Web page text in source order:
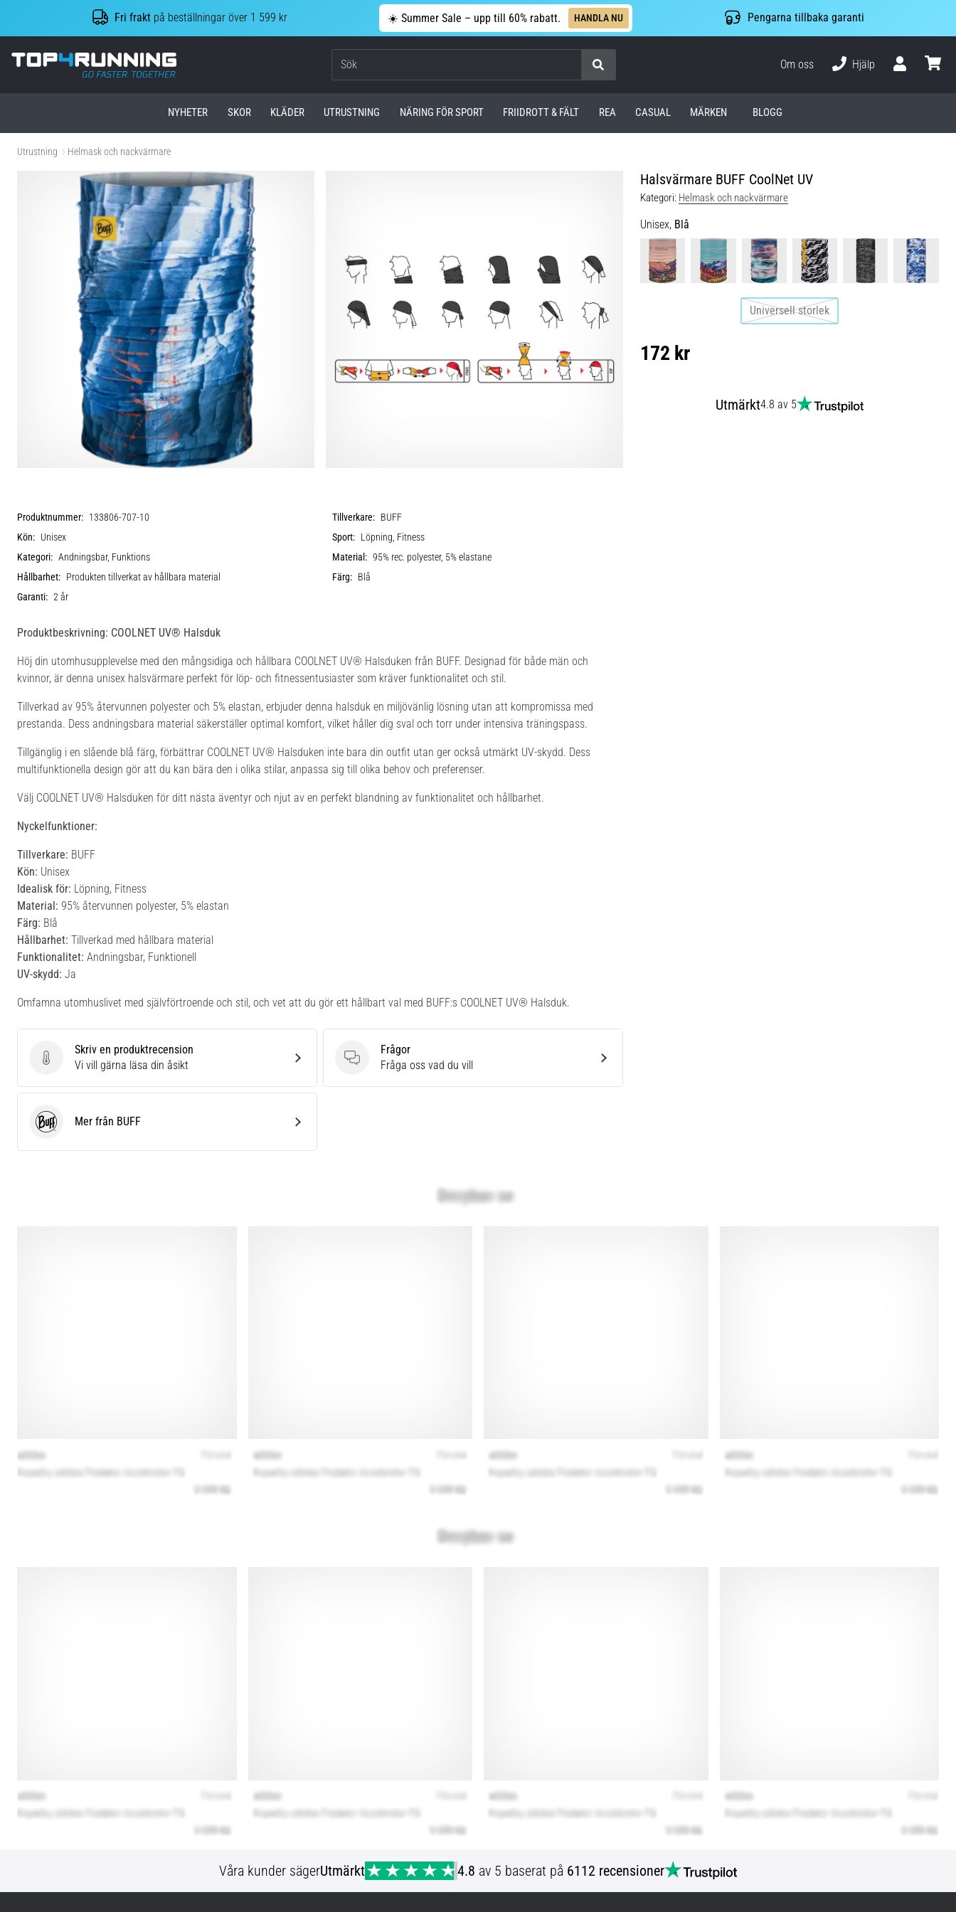
Fri frakt på beställningar över 1 599 kr ☀️ Summer Sale – upp till 60% rabatt. HANDLA NU Pengarna tillbaka garanti
Top4Running.se
Om oss
Hjälp
NYHETER SKOR KLÄDER UTRUSTNING NÄRING FÖR SPORT FRIIDROTT & FÄLT REA CASUAL MÄRKEN BLOGG
Utrustning Helmask och nackvärmare
Halsvärmare BUFF CoolNet UV
Kategori: Helmask och nackvärmare
Unisex, Blå
Universell storlek
172 kr
Utmärkt4.8 av 5
Produktnummer: 133806-707-10 Tillverkare: BUFF
Kön: Unisex Sport: Löpning, Fitness
Kategori: Andningsbar, Funktions Material: 95% rec. polyester, 5% elastane
Hållbarhet: Produkten tillverkat av hållbara material Färg: Blå
Garanti: 2 år
Produktbeskrivning: COOLNET UV® Halsduk
Höj din utomhusupplevelse med den mångsidiga och hållbara COOLNET UV® Halsduken från BUFF. Designad för både män och
kvinnor, är denna unisex halsvärmare perfekt för löp- och fitnessentusiaster som kräver funktionalitet och stil.
Tillverkad av 95% återvunnen polyester och 5% elastan, erbjuder denna halsduk en miljövänlig lösning utan att kompromissa med
prestanda. Dess andningsbara material säkerställer optimal komfort, vilket håller dig sval och torr under intensiva träningspass.
Tillgänglig i en slående blå färg, förbättrar COOLNET UV® Halsduken inte bara din outfit utan ger också utmärkt UV-skydd. Dess
multifunktionella design gör att du kan bära den i olika stilar, anpassa sig till olika behov och preferenser.
Välj COOLNET UV® Halsduken för ditt nästa äventyr och njut av en perfekt blandning av funktionalitet och hållbarhet.
Nyckelfunktioner:
Tillverkare: BUFF
Kön: Unisex
Idealisk för: Löpning, Fitness
Material: 95% återvunnen polyester, 5% elastan
Färg: Blå
Hållbarhet: Tillverkad med hållbara material
Funktionalitet: Andningsbar, Funktionell
UV-skydd: Ja
Omfamna utomhuslivet med självförtroende och stil, och vet att du gör ett hållbart val med BUFF:s COOLNET UV® Halsduk.
Skriv en produktrecension
Skriv en produktrecension
Vi vill gärna läsa din åsikt
Frågor
Frågor
Fråga oss vad du vill
BUFF Mer från BUFF
Våra kunder sägerUtmärkt 4.8 av 5 baserat på 6112 recensioner